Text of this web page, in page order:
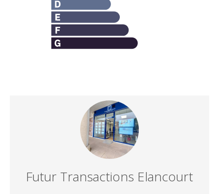
Futur Transactions Elancourt